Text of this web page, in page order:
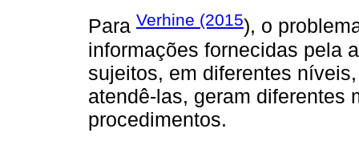
Para Verhine (2015), o
informações fornecidas pela
sujeitos, em diferentes
atendê-las, geram diferentes
procedimentos.